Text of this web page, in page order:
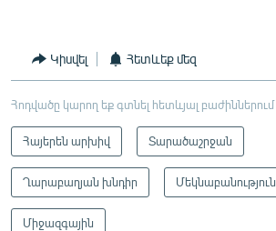
Կիսվել Հետևեք մեզ
Հոդվածը կարող եք գտնել հետևյալ բաժիններում
Հայերեն արխիվ Տարածաշրջան
Ղարաբաղյան խնդիր Մեկնաբանություն
Միջազգային